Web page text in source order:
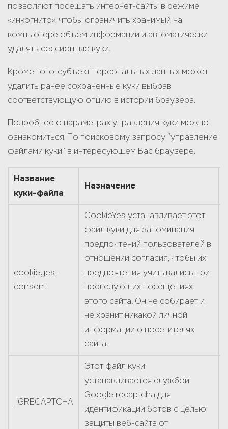
позволяют посещать интернет-сайты в режиме
«инкогнито», чтобы ограничить хранимый на
компьютере объем информации и автоматически
удалять сессионные куки.
Кроме того, субъект персональных данных может
удалить ранее сохраненные куки выбрав
соответствующую опцию в истории браузера.
Подробнее о параметрах управления куки можно
ознакомиться, По поисковому запросу “управление
файлами куки” в интересующем Вас браузере.
Название
куки-файла
Назначение
сookieyes-
consent
CookieYes устанавливает этот
файл куки для запоминания
предпочтений пользователей в
отношении согласия, чтобы их
предпочтения учитывались при
последующих посещениях
этого сайта. Он не собирает и
не хранит никакой личной
информации о посетителях
сайта.
_GRECAPTCHA
Этот файл куки
устанавливается службой
Google recaptcha для
идентификации ботов с целью
защиты веб-сайта от